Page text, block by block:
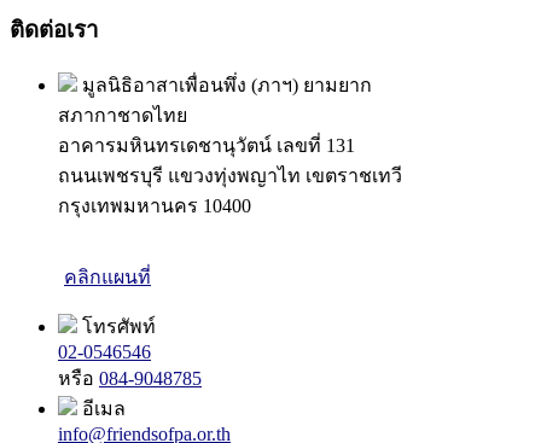
ติดต่อเรา
มูลนิธิอาสาเพื่อนพึ่ง (ภาฯ) ยามยาก
สภากาชาดไทย
อาคารมหินทรเดชานุวัตน์ เลขที่ 131
ถนนเพชรบุรี แขวงทุ่งพญาไท เขตราชเทวี
กรุงเทพมหานคร 10400
คลิกแผนที่
โทรศัพท์
02-0546546
หรือ 084-9048785
อีเมล
info@friendsofpa.or.th